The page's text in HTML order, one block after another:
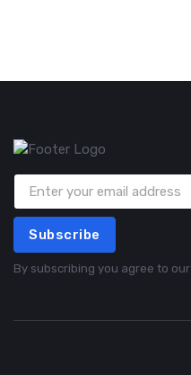
Subscribe
By subscribing you agree to our